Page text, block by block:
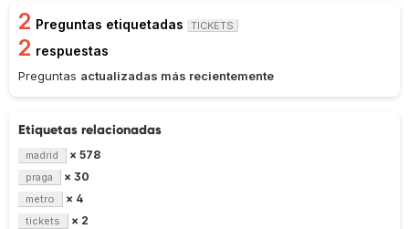
2 Preguntas etiquetadas TICKETS
2 respuestas
Preguntas actualizadas más recientemente
Etiquetas relacionadas
madrid × 578
praga × 30
metro × 4
tickets × 2